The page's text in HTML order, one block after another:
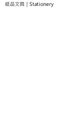
紙品文具｜Stationery